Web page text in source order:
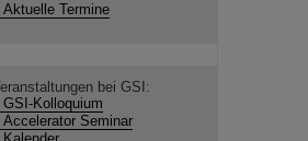
Aktuelle Termine
bei GSI:
GSI-Kolloquium
Accelerator Seminar